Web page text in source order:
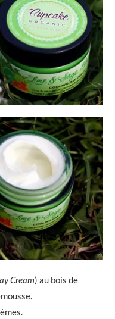
Cream) au bois de